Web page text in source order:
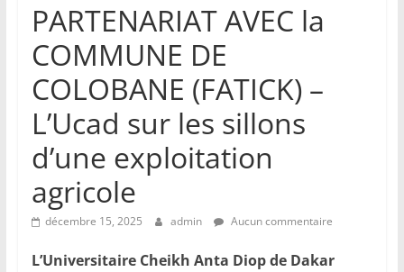
PARTENARIAT AVEC la
COMMUNE DE
COLOBANE (FATICK) –
L’Ucad sur les sillons
d’une exploitation
agricole
décembre 15, 2025 admin Aucun commentaire
L’Universitaire Cheikh Anta Diop de Dakar